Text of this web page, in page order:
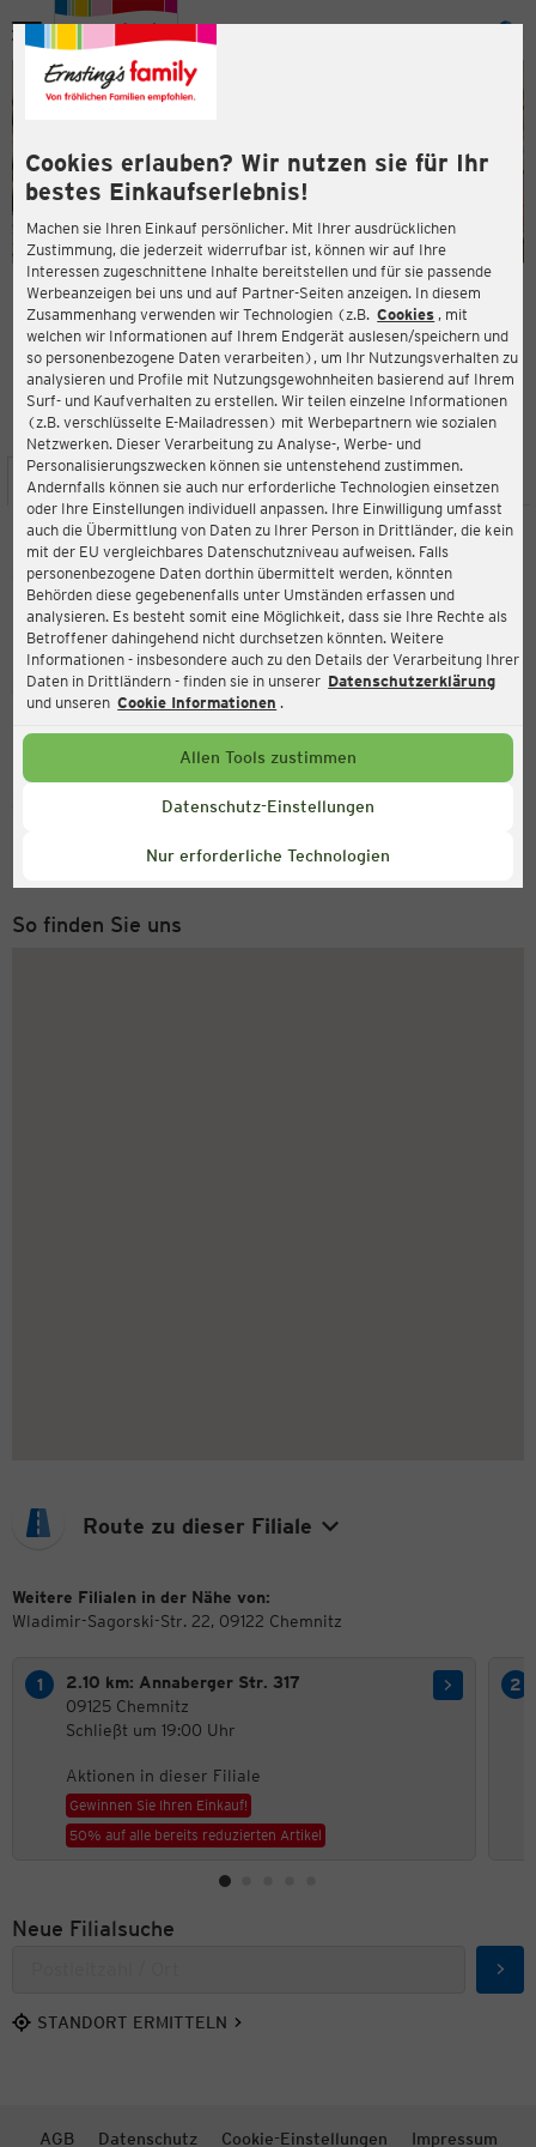
Cookies erlauben? Wir nutzen sie für Ihr
bestes Einkaufserlebnis!
Machen sie Ihren Einkauf persönlicher. Mit Ihrer ausdrücklichen
Zustimmung, die jederzeit widerrufbar ist, können wir auf Ihre
Interessen zugeschnittene Inhalte bereitstellen und für sie passende
Werbeanzeigen bei uns und auf Partner-Seiten anzeigen. In diesem
Zusammenhang verwenden wir Technologien (z.B. Cookies , mit
welchen wir Informationen auf Ihrem Endgerät auslesen/speichern und
so personenbezogene Daten verarbeiten), um Ihr Nutzungsverhalten zu
analysieren und Profile mit Nutzungsgewohnheiten basierend auf Ihrem
Surf- und Kaufverhalten zu erstellen. Wir teilen einzelne Informationen
(z.B. verschlüsselte E-Mailadressen) mit Werbepartnern wie sozialen
Netzwerken. Dieser Verarbeitung zu Analyse-, Werbe- und
Personalisierungszwecken können sie untenstehend zustimmen.
Andernfalls können sie auch nur erforderliche Technologien einsetzen
oder Ihre Einstellungen individuell anpassen. Ihre Einwilligung umfasst
auch die Übermittlung von Daten zu Ihrer Person in Drittländer, die kein
mit der EU vergleichbares Datenschutzniveau aufweisen. Falls
personenbezogene Daten dorthin übermittelt werden, könnten
Behörden diese gegebenenfalls unter Umständen erfassen und
analysieren. Es besteht somit eine Möglichkeit, dass sie Ihre Rechte als
Betroffener dahingehend nicht durchsetzen könnten. Weitere
Informationen - insbesondere auch zu den Details der Verarbeitung Ihrer
Daten in Drittländern - finden sie in unserer Datenschutzerklärung
und unseren Cookie Informationen .
Allen Tools zustimmen
Datenschutz-Einstellungen
Nur erforderliche Technologien
Menü
ERNSTING'S FAMILY FILIALE
Wladimir-Sagorski-Str. 22
09122 Chemnitz
4,1
Bewertung:
STANDORT SERVICES SORTIMENT AKTIONEN
Ernsting's family
Wladimir-Sagorski-Str. 22, 09122 Chemnitz
Aktuell:
Geöffnet
Service Hotline
Montag bis Freitag 8-18 Uhr
So finden Sie uns
Route zu dieser Filiale
Weitere Filialen in der Nähe von:
Wladimir-Sagorski-Str. 22, 09122 Chemnitz
2.10 km: Annaberger Str. 317
09125 Chemnitz
Schließt um 19:00 Uhr
Aktionen in dieser Filiale
Gewinnen Sie Ihren Einkauf!
50% auf alle bereits reduzierten Artikel
Neue Filialsuche
STANDORT ERMITTELN
AGB Datenschutz Cookie-Einstellungen Impressum